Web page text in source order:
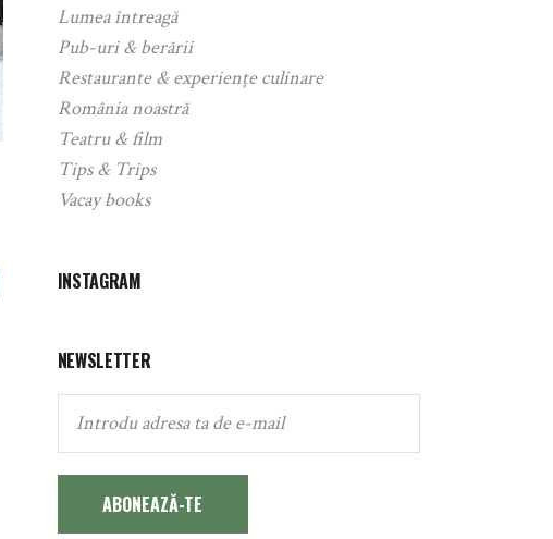
Lumea întreagă
Pub-uri & berării
Restaurante & experiențe culinare
România noastră
Teatru & film
Tips & Trips
Vacay books
INSTAGRAM
NEWSLETTER
ABONEAZĂ-TE